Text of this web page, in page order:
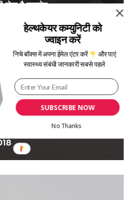
है माइग्रेन
SUBSCRIBE NOW
हेल्थकेयर कम्युनिटी को
ज्वाइन करें
निचे बॉक्स में अपना ईमेल एंटर करें
और पाएं
स्वास्थ्य संबंधी जानकारी सबसे पहले
No Thanks